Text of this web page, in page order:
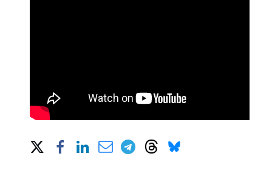
Share on Social Media